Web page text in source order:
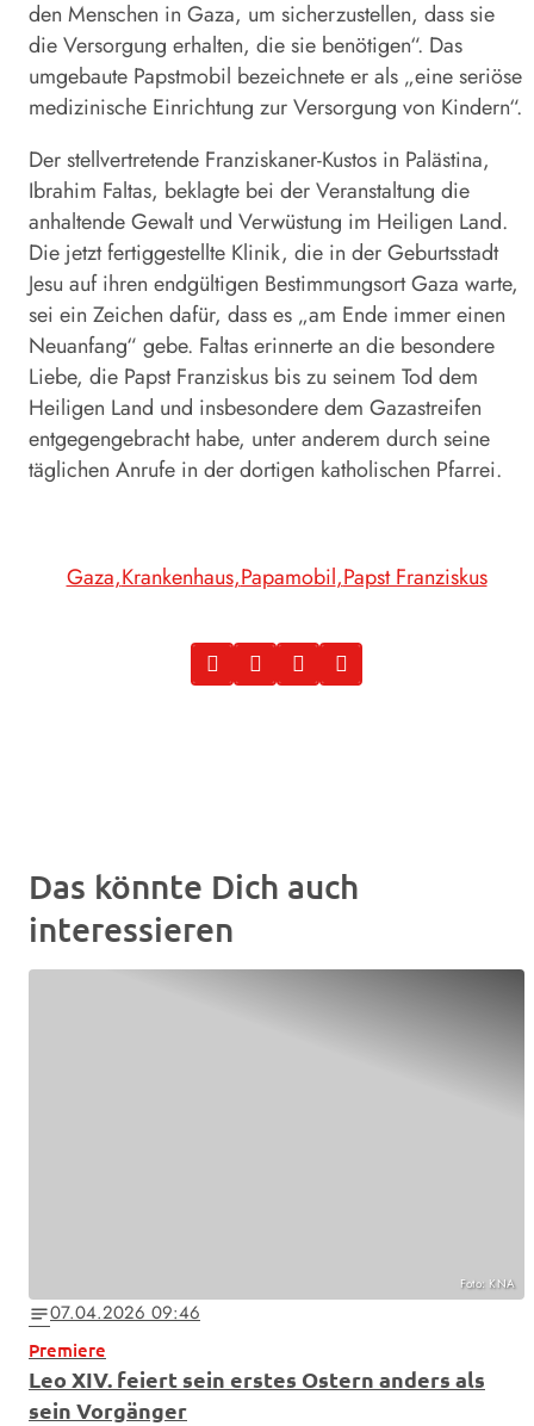
den Menschen in Gaza, um sicherzustellen, dass sie
die Versorgung erhalten, die sie benötigen“. Das
umgebaute Papstmobil bezeichnete er als „eine seriöse
medizinische Einrichtung zur Versorgung von Kindern“.
Der stellvertretende Franziskaner-Kustos in Palästina,
Ibrahim Faltas, beklagte bei der Veranstaltung die
anhaltende Gewalt und Verwüstung im Heiligen Land.
Die jetzt fertiggestellte Klinik, die in der Geburtsstadt
Jesu auf ihren endgültigen Bestimmungsort Gaza warte,
sei ein Zeichen dafür, dass es „am Ende immer einen
Neuanfang“ gebe. Faltas erinnerte an die besondere
Liebe, die Papst Franziskus bis zu seinem Tod dem
Heiligen Land und insbesondere dem Gazastreifen
entgegengebracht habe, unter anderem durch seine
täglichen Anrufe in der dortigen katholischen Pfarrei.
Gaza Krankenhaus Papamobil Papst Franziskus
Das könnte Dich auch
interessieren
Foto: KNA
notes07.04.2026 09:46
Premiere
Leo XIV. feiert sein erstes Ostern anders als
sein Vorgänger